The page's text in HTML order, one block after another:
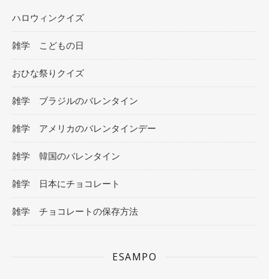
ハロウィンクイズ
雑学 こどもの日
おひな祭りクイズ
雑学 ブラジルのバレンタイン
雑学 アメリカのバレンタインデー
雑学 韓国のバレンタイン
雑学 日本にチョコレート
雑学 チョコレートの保存方法
ESAMPO